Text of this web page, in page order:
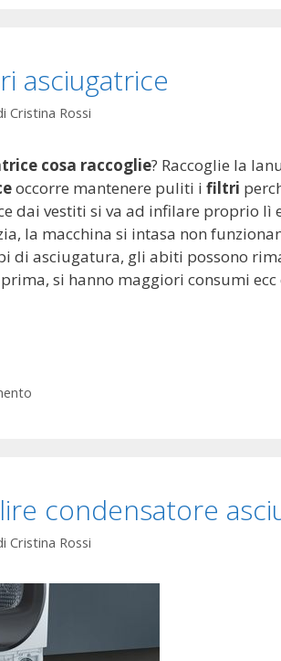
asciugatrice
Cristina Rossi
cosa raccoglie? Raccoglie la
occorre mantenere puliti i filtri
dai vestiti si va ad infilare proprio lì
la macchina si intasa non
di asciugatura, gli abiti possono
si hanno maggiori consumi ecc
condensatore
Cristina Rossi